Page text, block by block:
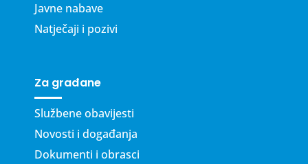
Javne nabave
Natječaji i pozivi
Za građane
Službene obavijesti
Novosti i događanja
Dokumenti i obrasci